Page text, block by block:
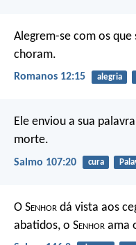
Alegrem-se com os
choram.
Romanos 12:15 alegria
Ele enviou a sua
morte.
Salmo 107:20 cura
O Senhor dá vista aos
abatidos, o Senhor ama